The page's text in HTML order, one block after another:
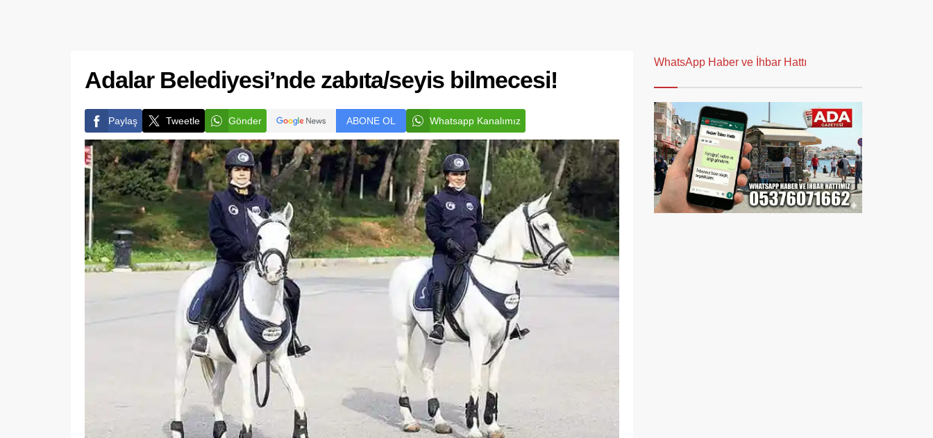
Adalar Belediyesi’nde zabıta/seyis bilmecesi!
Paylaş Tweetle Gönder ABONE OL Whatsapp Kanalımız
WhatsApp Haber ve İhbar Hattı